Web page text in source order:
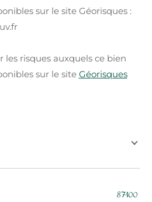
sur le site Géorisques :
les risques auxquels ce bien
sur le site Géorisques
TRAD_ZEPHYR_Valeurs
87100